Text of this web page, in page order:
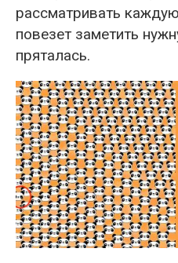
рассматривать
повезет заметить
пряталась.